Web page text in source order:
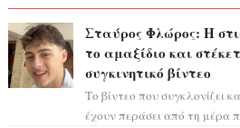
Σταύρος Φλώρος: Η
το αμαξίδιο και
συγκινητικό βίντεο
Το βίντεο που συγκλονίζει
έχουν περάσει από τη μέρα